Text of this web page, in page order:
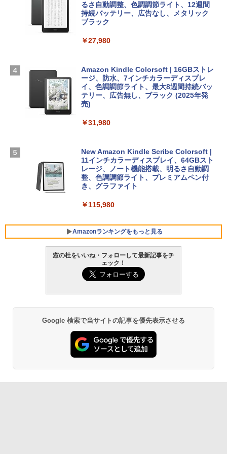
igence、13.6インチLiquid Retinaディ
スプレイ、16GBユニファイドメモリ、1
TB SSDストレージ、12MPセンターフレ
D - シルバー
【Amazon.co.jp限定】 HP ノートパソコ
ン 15-fd 15.6インチ 16GBメモリ 512GB
SSD インテル Core 5
￥129,800
FMV ノートパソコン WE1-K3 (MS 365 P
ersonal/Copilotキー搭載/Win 11/15.6型/
Core i5/16GB/SSD 512GB/ホワイト) FM
VWK3E15W_AZ
￥39,582
Robloxギフトカード - 2,000 Robux 【限
ラインコード版
￥3,200
ト): Java & Bedrock Edition | オンライ
￥3,600
￥99
1冊ですべて身につくHTML & CSSとWe
￥1,292
FM TOWNS ハイパー・カタログ: 本体ハ
ェクトリストと最新エミュレータ紹介
るさ自動調整、色調調節ライト、12週間
持続バッテリー、広告なし、メタリック
ブラック
￥27,980
Amazon Kindle Colorsoft | 16GBストレ
ージ、防水、7インチカラーディスプレ
イ、色調調節ライト、最大8週間持続バッ
テリー、広告無し、ブラック (2025年発
売)
￥31,980
New Amazon Kindle Scribe Colorsoft |
11インチカラーディスプレイ、64GBスト
レージ、ノート機能搭載、明るさ自動調
整、色調調節ライト、プレミアムペン付
き、グラファイト
￥115,980
Amazonランキングをもっと見る
窓の杜をいいね・フォローして最新記事をチ
ェック！
Google 検索で当サイトの記事を優先表示させる